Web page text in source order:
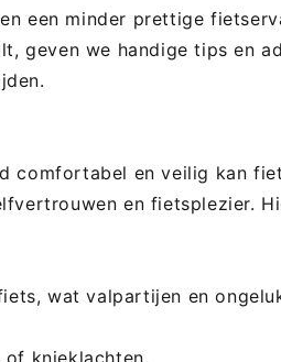
een minder prettige
geven we handige tips en
comfortabel en veilig kan
en fietsplezier.
wat valpartijen en
knieklachten.